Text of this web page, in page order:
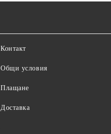
Контакт
Общи условия
Плащане
Доставка